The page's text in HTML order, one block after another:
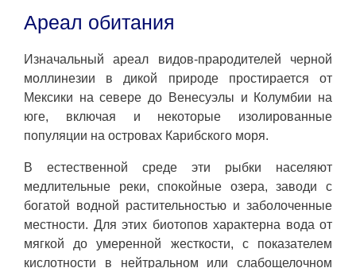
Ареал обитания
Изначальный ареал видов-прародителей черной
моллинезии в дикой природе простирается от
Мексики на севере до Венесуэлы и Колумбии на
юге, включая и некоторые изолированные
популяции на островах Карибского моря.
В естественной среде эти рыбки населяют
медлительные реки, спокойные озера, заводи с
богатой водной растительностью и заболоченные
местности. Для этих биотопов характерна вода от
мягкой до умеренной жесткости, с показателем
кислотности в нейтральном или слабощелочном